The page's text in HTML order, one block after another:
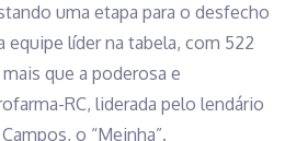
uma etapa para o desfecho
equipe líder na tabela, com 522
que a poderosa e
RC, liderada pelo lendário
o “Meinha”.